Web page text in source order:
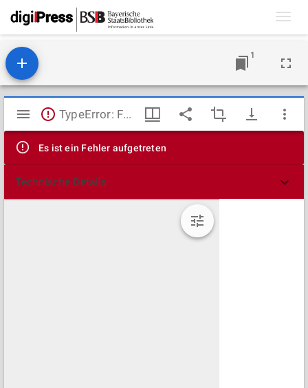
1
Mirador
Viewer
TypeError: Failed to fetch
Es ist ein Fehler aufgetreten
Technische Details